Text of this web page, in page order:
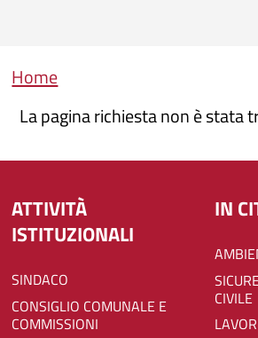
Briciole di pane
Home
La pagina richiesta non è stata
ATTIVITÀ
ISTITUZIONALI
SINDACO
CONSIGLIO COMUNALE E
COMMISSIONI
IN
SICUREZZA E PROTEZIONE
CIVILE